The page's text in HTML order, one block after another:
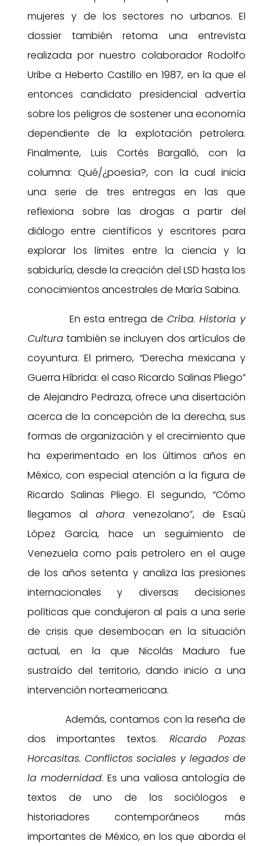
mujeres y de los sectores no urbanos. El
dossier también retoma una entrevista
realizada por nuestro colaborador Rodolfo
Uribe a Heberto Castillo en 1987, en la que el
entonces candidato presidencial advertía
sobre los peligros de sostener una economía
dependiente de la explotación petrolera.
Finalmente, Luis Cortés Bargalló, con la
columna: Qué/¿poesía?, con la cual inicia
una serie de tres entregas en las que
reflexiona sobre las drogas a partir del
diálogo entre científicos y escritores para
explorar los límites entre la ciencia y la
sabiduría, desde la creación del LSD hasta los
conocimientos ancestrales de María Sabina.
En esta entrega de Criba. Historia y
Culturatambién se incluyen dos artículos de
coyuntura. El primero, “Derecha mexicana y
Guerra Híbrida: el caso Ricardo Salinas Pliego”
de Alejandro Pedraza, ofrece una disertación
acerca de la concepción de la derecha, sus
formas de organización y el crecimiento que
ha experimentado en los últimos años en
México, con especial atención a la figura de
Ricardo Salinas Pliego. El segundo, “Cómo
llegamos al ahoravenezolano”, de Esaú
López García, hace un seguimiento de
Venezuela como país petrolero en el auge
de los años setenta y analiza las presiones
internacionales y diversas decisiones
políticas que condujeron al país a una serie
de crisis que desembocan en la situación
actual, en la que Nicolás Maduro fue
sustraído del territorio, dando inicio a una
intervención norteamericana.
Además, contamos con la reseña de
dos importantes textos. Ricardo Pozas
Horcasitas. Conflictos sociales y legados de
la modernidad. Es una valiosa antología de
textos de uno de los sociólogos e
historiadores contemporáneos más
importantes de México, en los que aborda el